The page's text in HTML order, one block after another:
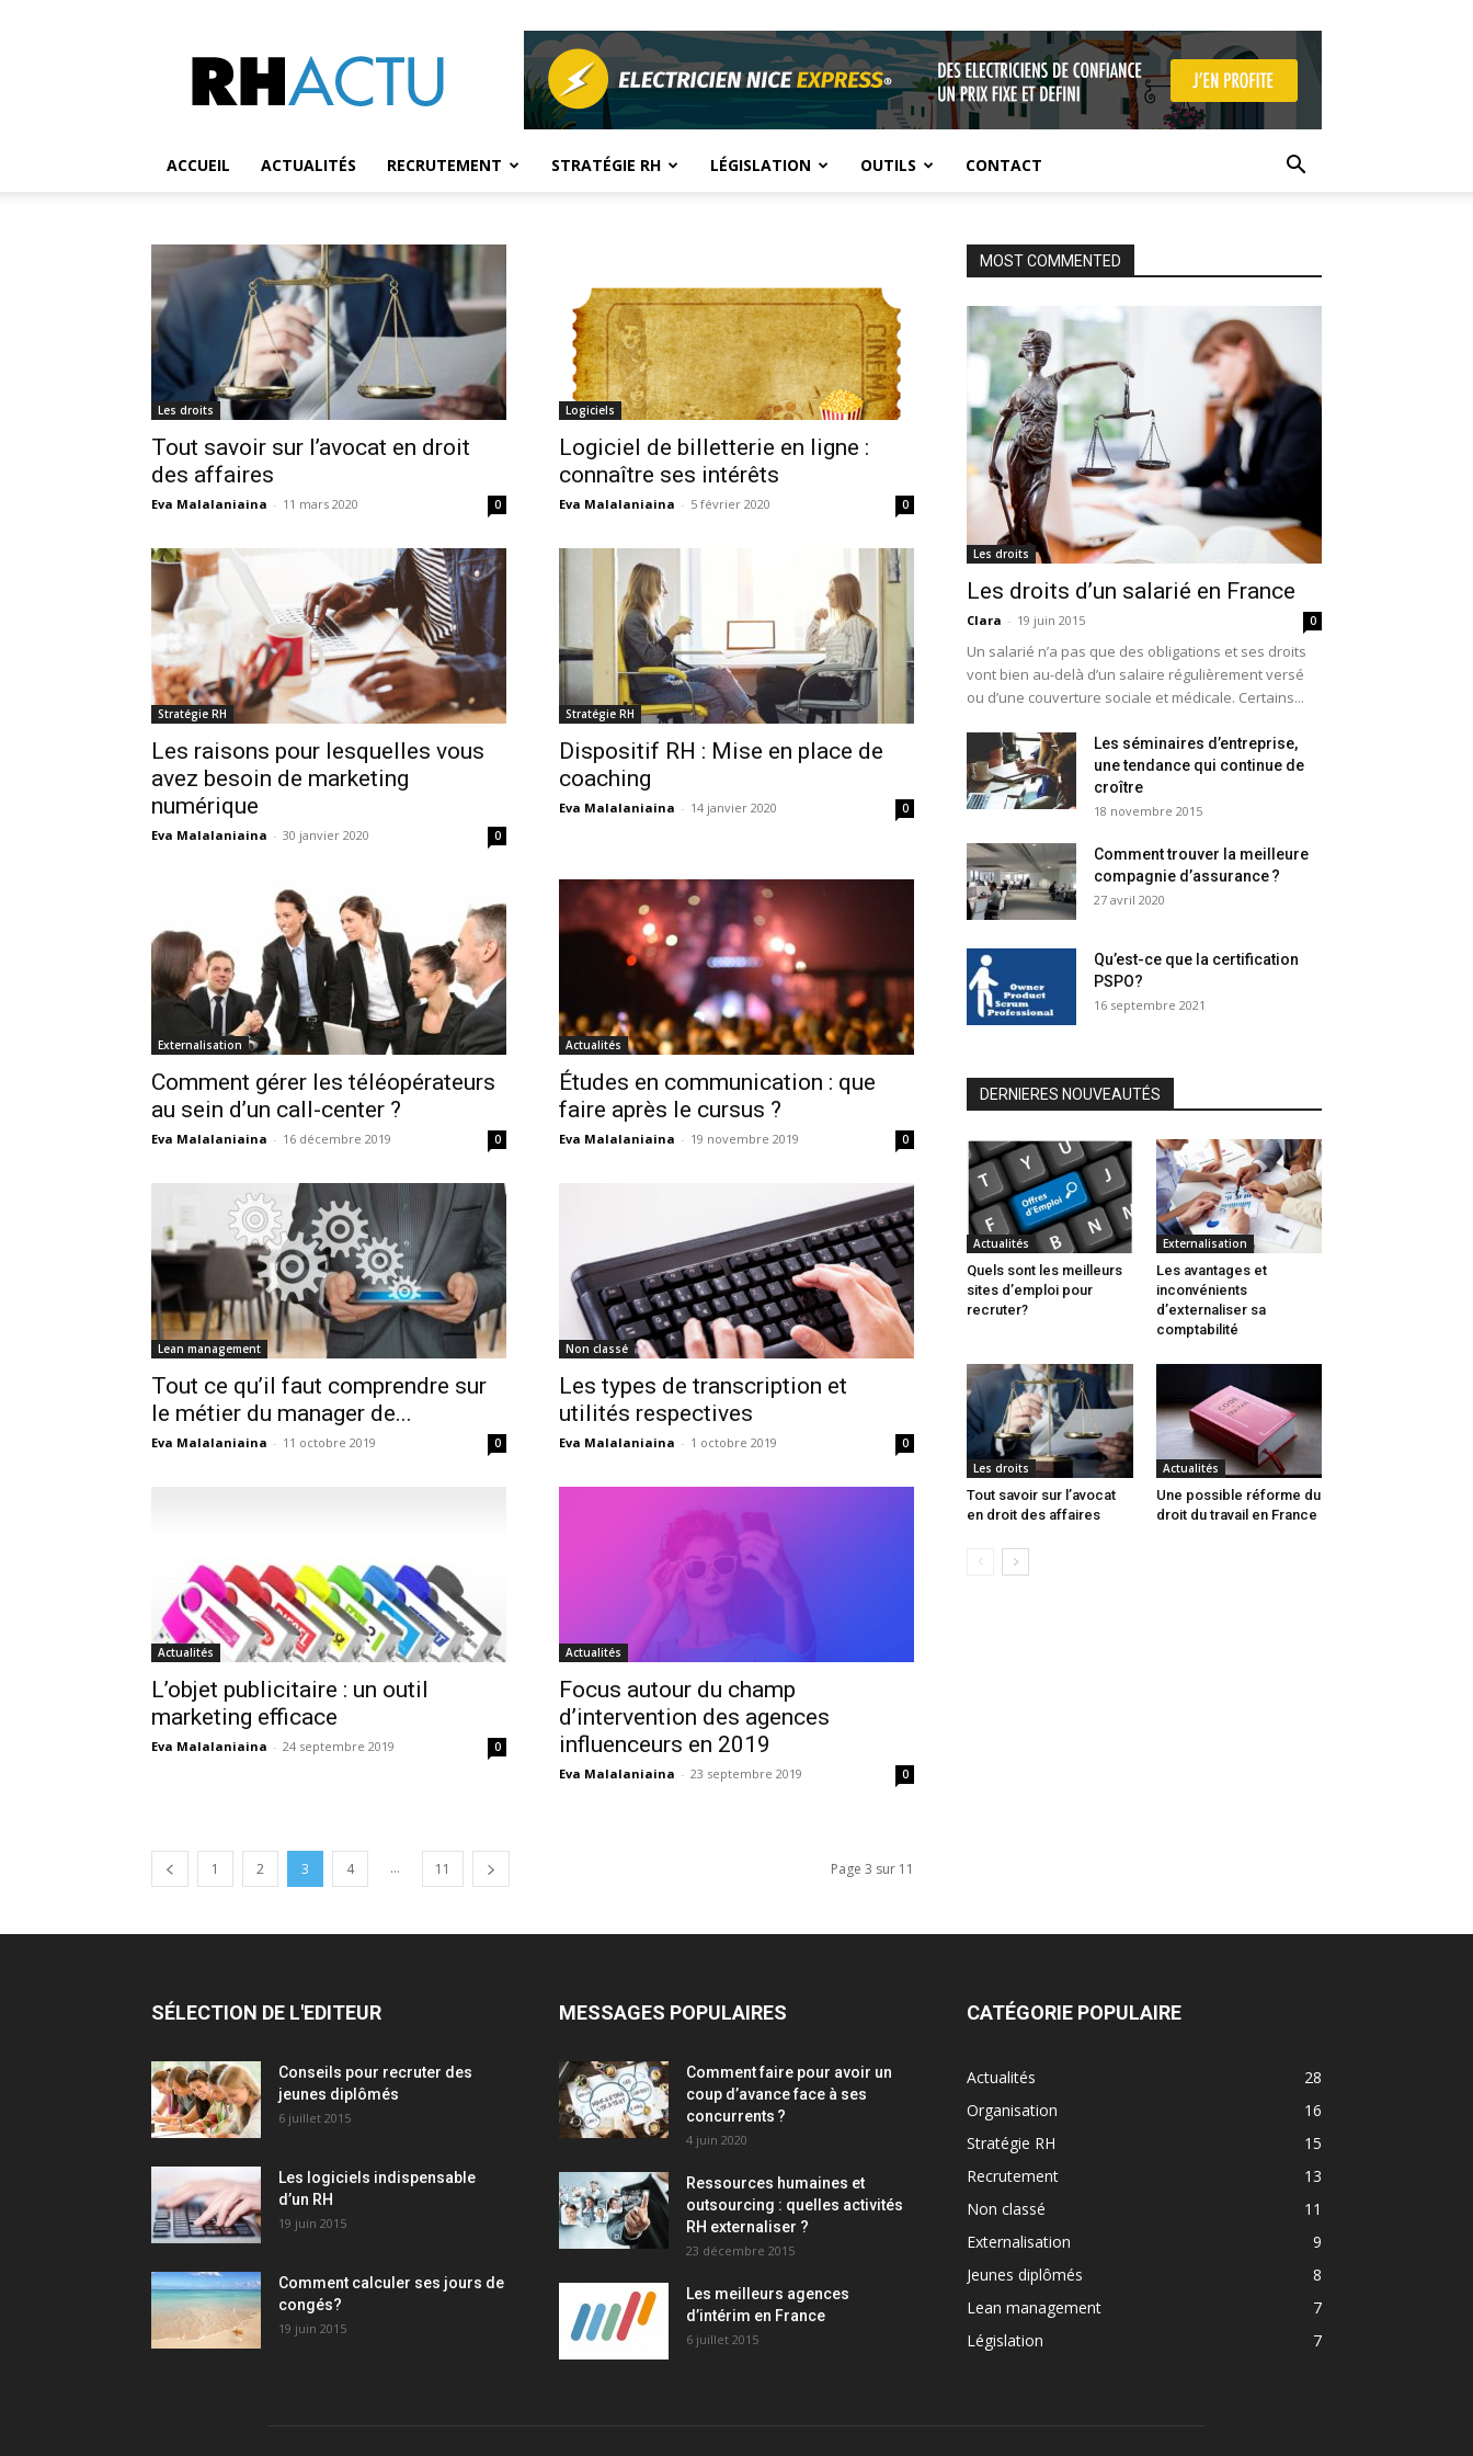
Actu
ACCUEIL ACTUALITÉS RECRUTEMENT STRATÉGIE RH LÉGISLATION OUTILS CONTACT
Les droits
Tout savoir sur l’avocat en droit
des affaires
Eva Malalaniaina - 11 mars 2020 0
Logiciels
Logiciel de billetterie en ligne :
connaître ses intérêts
Eva Malalaniaina - 5 février 2020 0
Stratégie RH
Les raisons pour lesquelles vous
avez besoin de marketing
numérique
Eva Malalaniaina - 30 janvier 2020 0
Stratégie RH
Dispositif RH : Mise en place de
coaching
Eva Malalaniaina - 14 janvier 2020 0
Externalisation
Comment gérer les téléopérateurs
au sein d’un call-center ?
Eva Malalaniaina - 16 décembre 2019 0
Actualités
Études en communication : que
faire après le cursus ?
Eva Malalaniaina - 19 novembre 2019 0
Lean management
Tout ce qu’il faut comprendre sur
le métier du manager de...
Eva Malalaniaina - 11 octobre 2019 0
Non classé
Les types de transcription et
utilités respectives
Eva Malalaniaina - 1 octobre 2019 0
Actualités
L’objet publicitaire : un outil
marketing efficace
Eva Malalaniaina - 24 septembre 2019 0
Actualités
Focus autour du champ
d’intervention des agences
influenceurs en 2019
Eva Malalaniaina - 23 septembre 2019 0
1 2 3 4 ... 11 Page 3 sur 11
MOST COMMENTED
Les droits
Les droits d’un salarié en France
Clara - 19 juin 2015 0
Un salarié n’a pas que des obligations et ses droits
vont bien au-delà d’un salaire régulièrement versé
ou d’une couverture sociale et médicale. Certains...
Les séminaires d’entreprise,
une tendance qui continue de
croître
18 novembre 2015
Comment trouver la meilleure
compagnie d’assurance ?
27 avril 2020
Qu’est-ce que la certification
PSPO?
16 septembre 2021
DERNIERES NOUVEAUTÉS
Actualités
Quels sont les meilleurs
sites d’emploi pour
recruter?
Externalisation
Les avantages et
inconvénients
d’externaliser sa
comptabilité
Les droits
Tout savoir sur l’avocat
en droit des affaires
Actualités
Une possible réforme du
droit du travail en France
SÉLECTION DE L'EDITEUR
Conseils pour recruter des
jeunes diplômés
6 juillet 2015
Les logiciels indispensable
d’un RH​
19 juin 2015
Comment calculer ses jours de
congés?
19 juin 2015
MESSAGES POPULAIRES
Comment faire pour avoir un
coup d’avance face à ses
concurrents ?
4 juin 2020
Ressources humaines et
outsourcing : quelles activités
RH externaliser ?
23 décembre 2015
Les meilleurs agences
d’intérim en France
6 juillet 2015
CATÉGORIE POPULAIRE
Actualités
28
Organisation
16
Stratégie RH
15
Recrutement
13
Non classé
11
Externalisation
9
Jeunes diplômés
8
Lean management
7
Législation
7